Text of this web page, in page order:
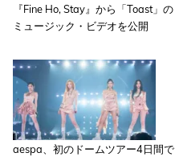
『Fine Ho, Stay』から「Toast」の
ミュージック・ビデオを公開
aespa、初のドームツアー4日間で